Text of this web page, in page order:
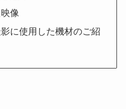
像
に使用した機材のご紹